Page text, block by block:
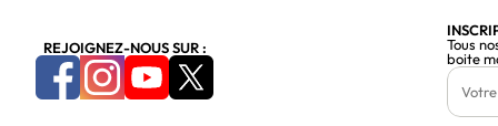
Montage VESA
Norme VESA
REJOIGNEZ-NOUS SUR :
Tous
boite